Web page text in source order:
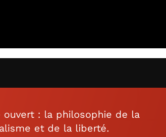
ouvert : la philosophie de la
et de la liberté.